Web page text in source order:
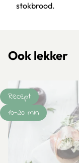
stokbrood.
Ook lekker
Recept
10-20 min